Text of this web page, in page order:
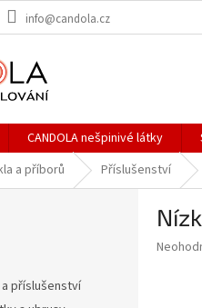
info@candola.cz
CANDOLA nešpinivé látky
a příborů Příslušenství
a příslušenství